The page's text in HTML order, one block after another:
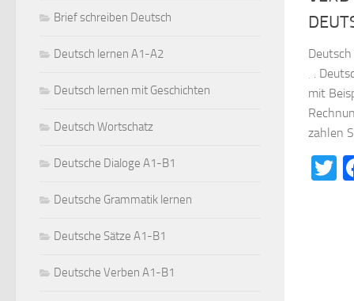
‚ .
mit
zahlen
Brief schreiben Deutsch
Deutsch lernen A1-A2
Deutsch lernen mit Geschichten
Deutsch Wortschatz
Deutsche Dialoge A1-B1
Deutsche Grammatik lernen
Deutsche Sätze A1-B1
Deutsche Verben A1-B1